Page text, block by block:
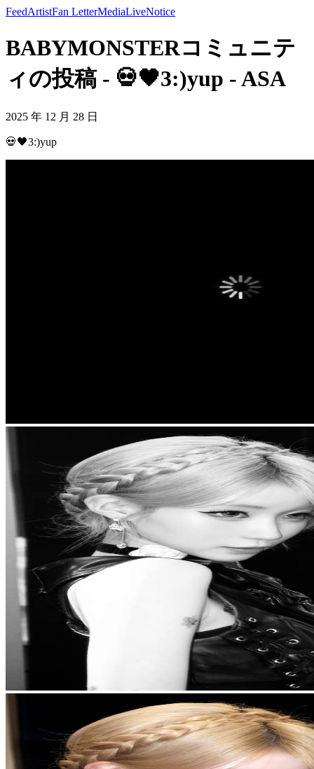
FeedArtistFan LetterMediaLiveNotice
BABYMONSTERコミュニテ
ィの投稿 - 💀🖤3:)yup - ASA
2025 年 12 月 28 日
💀🖤3:)yup